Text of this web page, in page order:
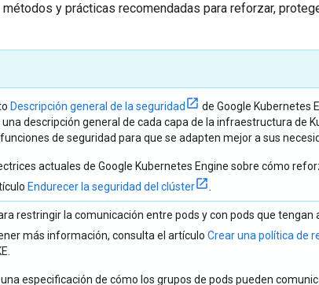
y prácticas recomendadas para reforzar,
Descripción general de la seguridad
de Google Kubernetes
descripción general de cada capa de la infraestructura de
de seguridad para que se adapten mejor a sus
actuales de Google Kubernetes Engine sobre cómo
Endurecer la seguridad del clúster
restringir la comunicación entre pods y con pods que tengan
más información, consulta el artículo Crear una política de
especificación de cómo los grupos de pods pueden